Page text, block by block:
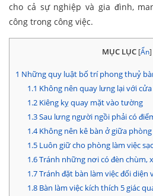
cho cả sự nghiệp và gia đình,
công trong công việc.
MỤC LỤC [Ẩn]
1 Những quy luật bố trí phong thuỷ
1.1 Không nên quay lưng lại với
1.2Kiêng kỵ quay mặt vào tường
1.3Sau lưng người ngồi phải có
1.4Không nên kê bàn ở giữa phòng
1.5Luôn giữ cho phòng làm việc
1.6Tránh những nơi có đèn chùm,
1.7Tránh đặt bàn làm việc đối diện
1.8Bàn làm việc kích thích 5 giác